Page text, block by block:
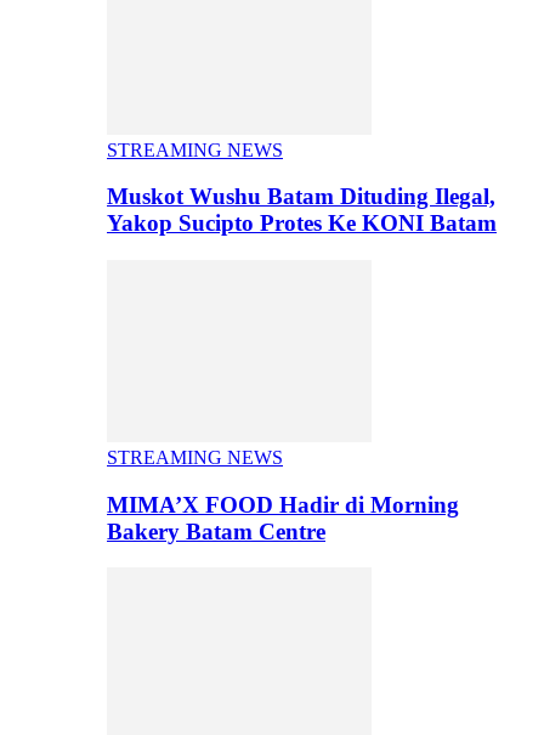
STREAMING NEWS
Muskot Wushu Batam Dituding Ilegal,
Yakop Sucipto Protes Ke KONI Batam
STREAMING NEWS
MIMA’X FOOD Hadir di Morning
Bakery Batam Centre